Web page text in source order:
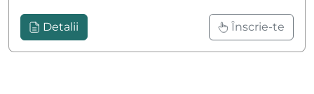
Detalii Înscrie-te